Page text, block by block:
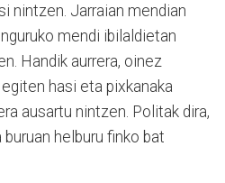
nintzen. Jarraian mendian
mendi ibilaldietan
Handik aurrera, oinez
hasi eta pixkanaka
ausartu nintzen. Politak dira,
helburu finko bat